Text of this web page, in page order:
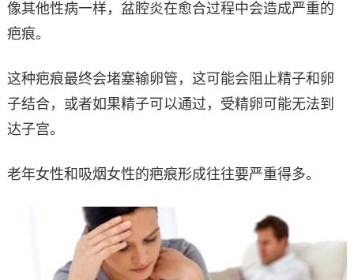
像其他性病一样，盆腔炎在愈合过程中会造成严重的
疤痕。
这种疤痕最终会堵塞输卵管，这可能会阻止精子和卵
子结合，或者如果精子可以通过，受精卵可能无法到
达子宫。
老年女性和吸烟女性的疤痕形成往往要严重得多。